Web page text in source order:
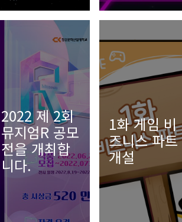
2022 제 2회
뮤지엄R 공모
전을 개최합
니다.
1화 게임 비
즈니스 파트
개설